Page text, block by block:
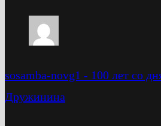
sosamba-novg1 - 100 лет со
Дружинина